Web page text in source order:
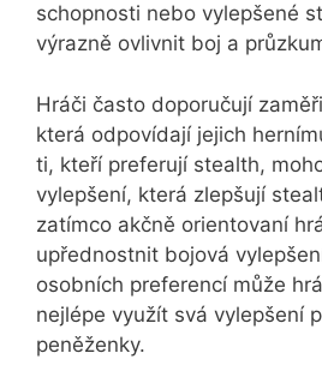
schopnosti nebo vylepšené
výrazně ovlivnit boj a
Hráči často doporučují
která odpovídají jejich
ti, kteří preferují stealth,
vylepšení, která zlepšují
zatímco akčně orientovaní
upřednostnit bojová
osobních preferencí může
nejlépe využít svá vylepšení
peněženky.